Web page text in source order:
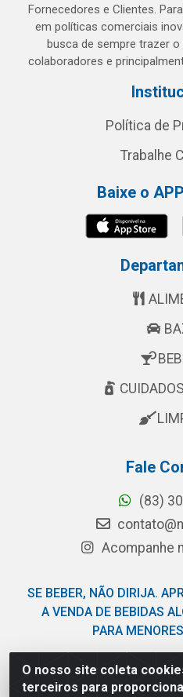
O nosso site coleta
terceiros para
Fornecedores e Clientes.
em políticas comerciais
busca de sempre trazer
colaboradores e
Política de
Trabalhe
Baixe o
Fale
(83)
Acompanhe
SE BEBER, NÃO DIRIJA.
A VENDA DE BEBIDAS
PARA
Nordil Distribuidora -